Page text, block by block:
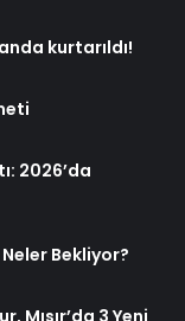
kurtarıldı!
2026’da
Neler Bekliyor?
3 Yeni